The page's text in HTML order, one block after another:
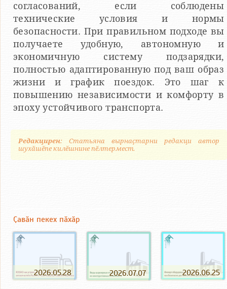
согласований, если соблюдены
технические условия и нормы
безопасности. При правильном подходе вы
получаете удобную, автономную и
экономичную систему подзарядки,
полностью адаптированную под ваш образ
жизни и график поездок. Это шаг к
повышению независимости и комфорту в
эпоху устойчивого транспорта.
Редакцирен: Статьяна вырнаҫтарни редакци автор
шухӑшӗпе килӗшнине пӗлтермест.
Ҫавӑн пекех пӑхӑр
2026.05.28 2026.07.07 2026.06.25